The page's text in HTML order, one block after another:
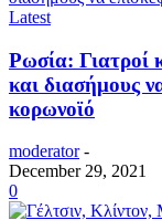
Latest
Ρωσία: Γιατροί
και διασήμους
κορωνοϊό
moderator -
December 29, 2021
0